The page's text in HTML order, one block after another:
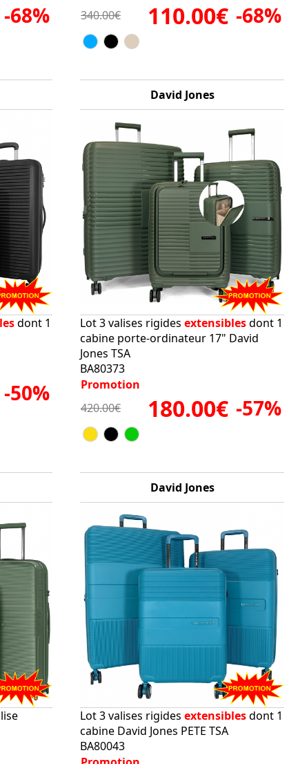
-68%
340.00€
110.00€ -68%
dont 1
-50%
David Jones
Lot 3 valises rigides extensiblesdont 1
cabine porte-ordinateur 17" David
Jones TSA
BA80373
Promotion
420.00€
180.00€ -57%
David Jones
Lot 3 valises rigides extensiblesdont 1
cabine David Jones PETE TSA
BA80043